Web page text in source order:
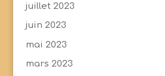
juillet 2023
juin 2023
mai 2023
mars 2023